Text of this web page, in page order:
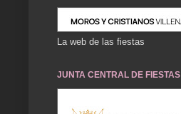
La web de las fiestas
JUNTA CENTRAL DE FIESTAS